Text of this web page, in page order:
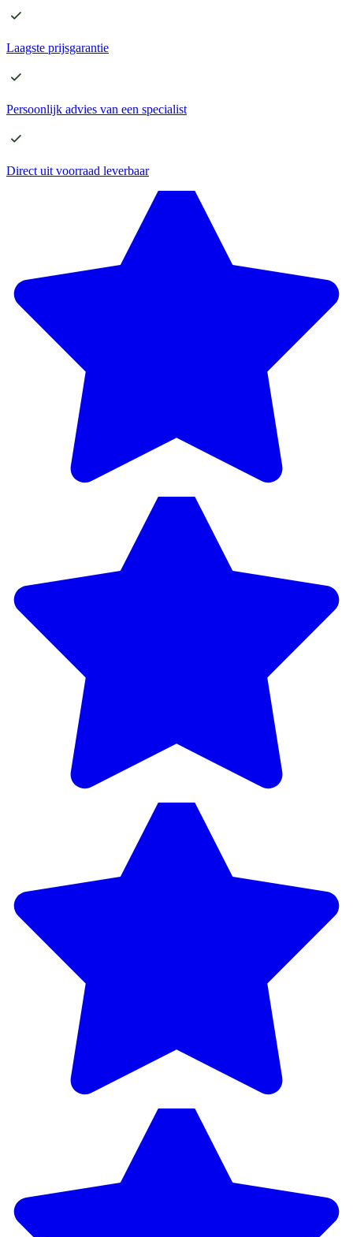
Laagste prijsgarantie
Persoonlijk advies van een specialist
Direct uit voorraad leverbaar